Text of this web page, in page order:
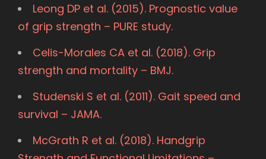
Leong DP et al. (2015). Prognostic value
of grip strength – PURE study.
Celis-Morales CA et al. (2018). Grip
strength and mortality – BMJ.
Studenski S et al. (2011). Gait speed and
survival – JAMA.
McGrath R et al. (2018). Handgrip